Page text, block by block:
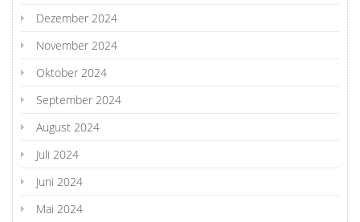
Dezember 2024
November 2024
Oktober 2024
September 2024
August 2024
Juli 2024
Juni 2024
Mai 2024